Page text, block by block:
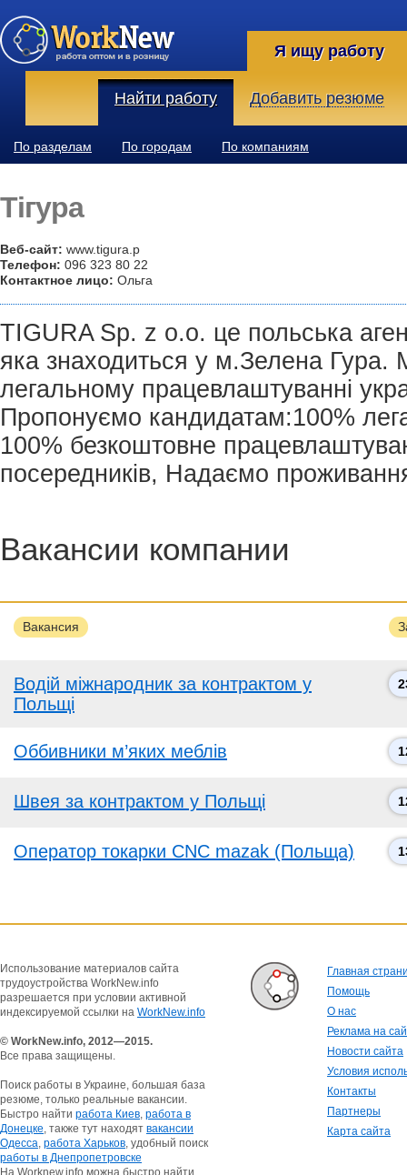
Я ищу работу
Найти работу Добавить резюме
По разделам По городам По компаниям
Тігура
Веб-сайт: www.tigura.p
Телефон: 096 323 80 22
Контактное лицо: Ольга
TIGURA Sp. z o.o. це польська
яка знаходиться у м.Зелена Гура.
легальному працевлаштуванні
Пропонуємо кандидатам:100%
100% безкоштовне
посередників, Надаємо
Вакансии компании
Вакансия
Водій міжнародник за контрактом у
Польщі
Оббивники м’яких меблів
Швея за контрактом у Польщі
Оператор токарки CNC mazak (Польща)
Использование материалов сайта
трудоустройства WorkNew.info
разрешается при условии активной
индексируемой ссылки на WorkNew.info
© WorkNew.info, 2012—2015.
Все права защищены.
Поиск работы в Украине, большая база
резюме, только реальные вакансии.
Быстро найти работа Киев, работа в
Донецке, также тут находят вакансии
Одесса, работа Харьков, удобный поиск
работы в Днепропетровске
На Worknew.info можна быстро найти
Главная
Помощь
О нас
Реклама на
Новости сайта
Условия
Контакты
Партнеры
Карта сайта